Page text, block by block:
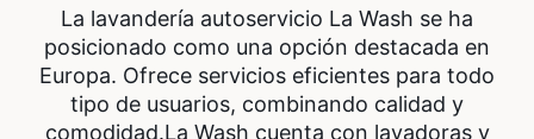
La lavandería autoservicio La Wash se ha
posicionado como una opción destacada en
Europa. Ofrece servicios eficientes para todo
tipo de usuarios, combinando calidad y
comodidad.La Wash cuenta con lavadoras y